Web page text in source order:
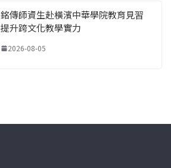
銘傳師資生赴橫濱中華學院教育見習
提升跨文化教學實力
2026-08-05